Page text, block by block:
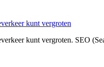
kunt vergroten
kunt vergroten. SEO